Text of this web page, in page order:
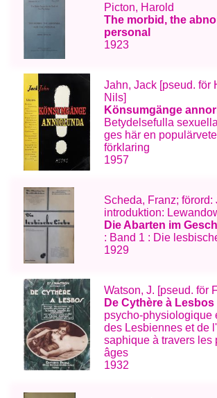
Picton, Harold
The morbid, the
personal
1923
Jahn, Jack [pseud. för
Nils]
Könsumgänge
Betydelsefulla
ges här en
förklaring
1957
Scheda, Franz; förord:
introduktion:
Die Abarten im
: Band 1 : Die
1929
Watson, J. [pseud. för
De Cythère à Lesbos
psycho-physiologique
des Lesbiennes et de
saphique à travers les
âges
1932